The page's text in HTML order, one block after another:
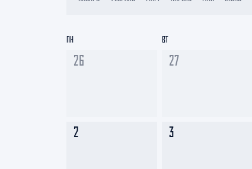
ЦСКА
Шанхайские Драконы
26 27
2 3
ПН ВТ